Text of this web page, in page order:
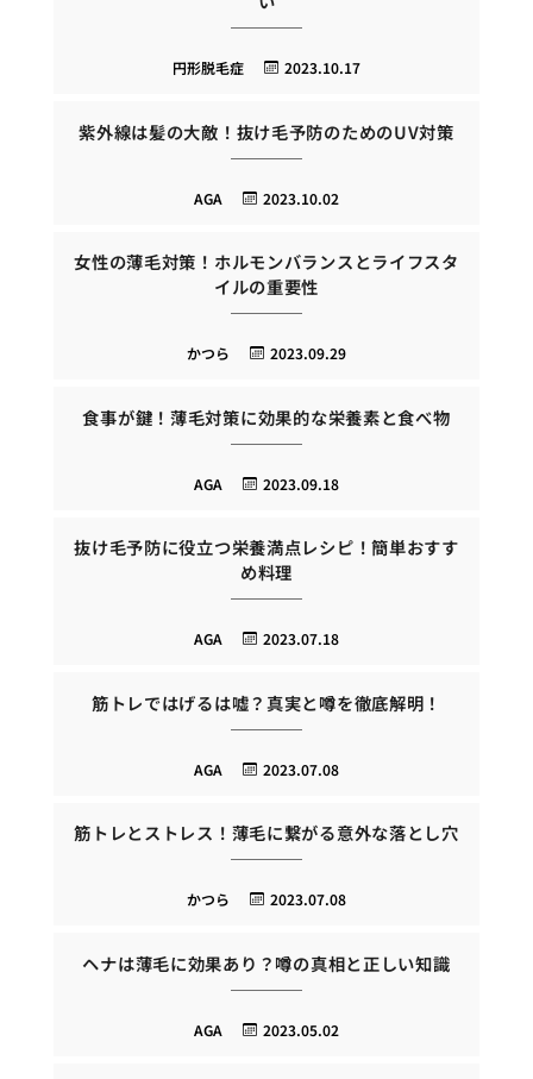
2023.10.17
円形脱毛症
紫外線は髪の大敵！抜け毛予防のためのUV対策
2023.10.02
AGA
女性の薄毛対策！ホルモンバランスとライフスタ
イルの重要性
2023.09.29
かつら
食事が鍵！薄毛対策に効果的な栄養素と食べ物
2023.09.18
AGA
抜け毛予防に役立つ栄養満点レシピ！簡単おすす
め料理
2023.07.18
AGA
筋トレではげるは嘘？真実と噂を徹底解明！
2023.07.08
AGA
筋トレとストレス！薄毛に繋がる意外な落とし穴
2023.07.08
かつら
ヘナは薄毛に効果あり？噂の真相と正しい知識
2023.05.02
AGA